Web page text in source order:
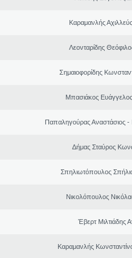
Καραμανλής
Λεονταρίδης
Σημαιοφορίδης
Μπασιάκος
Παπαληγούρας Αναστάσιος -
Δήμας Σταύρος
Σπηλιωτόπουλος
Νικολόπουλος
Έβερτ Μιλτιάδης
Καραμανλής